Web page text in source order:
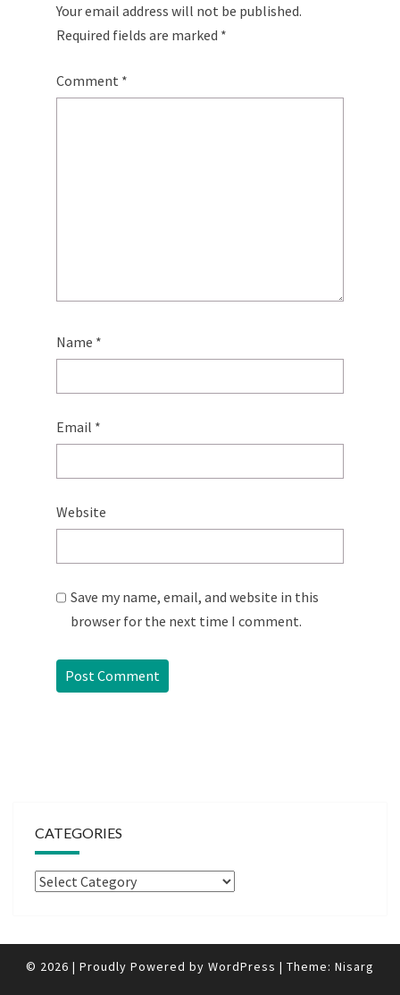
Your email address will not be published.
Required fields are marked *
Comment *
Name *
Email *
Website
Save my name, email, and website in this
browser for the next time I comment.
CATEGORIES
Categories
© 2026 | Proudly Powered by WordPress | Theme: Nisarg